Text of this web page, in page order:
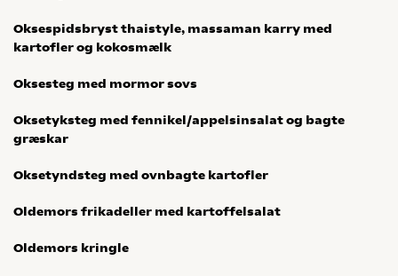
Oksespidsbryst thaistyle, massaman karry med
kartofler og kokosmælk
Oksesteg med mormor sovs
Oksetyksteg med fennikel/appelsinsalat og bagte
græskar
Oksetyndsteg med ovnbagte kartofler
Oldemors frikadeller med kartoffelsalat
Oldemors kringle